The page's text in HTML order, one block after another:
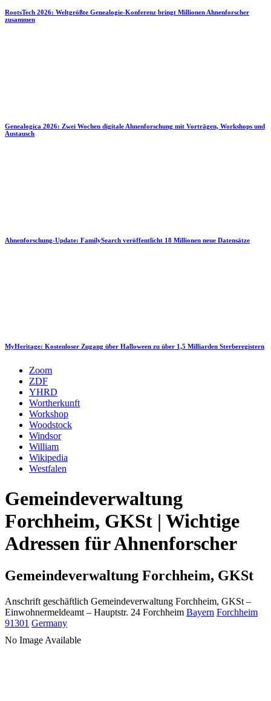
RootsTech 2026: Weltgrößte Genealogie-Konferenz bringt Millionen Ahnenforscher
zusammen
Genealogica 2026: Zwei Wochen digitale Ahnenforschung mit Vorträgen, Workshops und
Austausch
Ahnenforschung-Update: FamilySearch veröffentlicht 18 Millionen neue Datensätze
MyHeritage: Kostenloser Zugang über Halloween zu über 1,5 Milliarden Sterberegistern
Zoom
ZDF
YHRD
Wortherkunft
Workshop
Woodstock
Windsor
William
Wikipedia
Westfalen
Gemeindeverwaltung
Forchheim, GKSt | Wichtige
Adressen für Ahnenforscher
Gemeindeverwaltung Forchheim, GKSt
Anschrift geschäftlich Gemeindeverwaltung Forchheim, GKSt –
Einwohnermeldeamt – Hauptstr. 24 Forchheim Bayern Forchheim
91301 Germany
No Image Available